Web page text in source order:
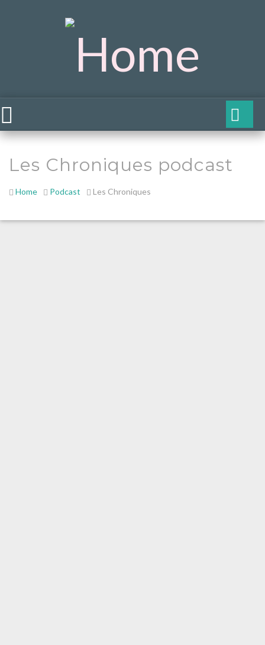
Les Chroniques podcast
Home Podcast Les Chroniques